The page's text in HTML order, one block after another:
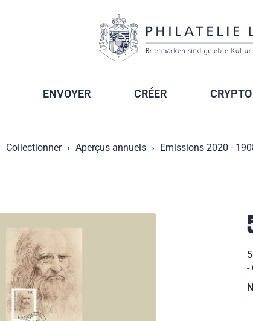
ENVOYER CRÉER
Collectionner Aperçus annuels Emissions 2020 -
-